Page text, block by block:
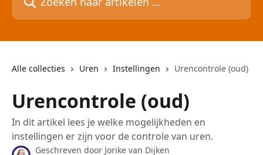
Alle collecties Uren Instellingen Urencontrole (oud)
Urencontrole (oud)
In dit artikel lees je welke mogelijkheden en
instellingen er zijn voor de controle van uren.
Geschreven door Jorike van Dijken